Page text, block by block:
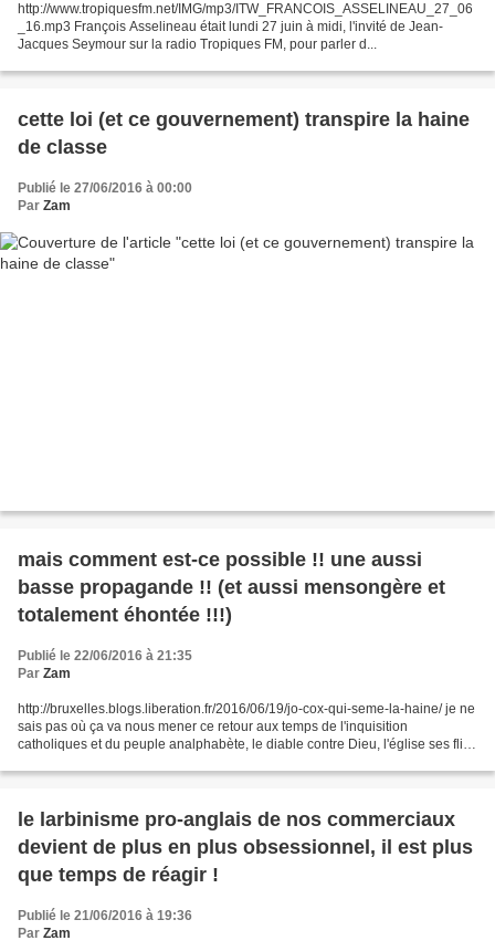
http://www.tropiquesfm.net/IMG/mp3/ITW_FRANCOIS_ASSELINEAU_27_06
_16.mp3 François Asselineau était lundi 27 juin à midi, l'invité de Jean-
Jacques Seymour sur la radio Tropiques FM, pour parler d...
cette loi (et ce gouvernement) transpire la haine
de classe
Publié le 27/06/2016 à 00:00
Par Zam
mais comment est-ce possible !! une aussi
basse propagande !! (et aussi mensongère et
totalement éhontée !!!)
Publié le 22/06/2016 à 21:35
Par Zam
http://bruxelles.blogs.liberation.fr/2016/06/19/jo-cox-qui-seme-la-haine/ je ne
sais pas où ça va nous mener ce retour aux temps de l'inquisition
catholiques et du peuple analphabète, le diable contre Dieu, l'église ses flics
le larbinisme pro-anglais de nos commerciaux
devient de plus en plus obsessionnel, il est plus
que temps de réagir !
Publié le 21/06/2016 à 19:36
Par Zam